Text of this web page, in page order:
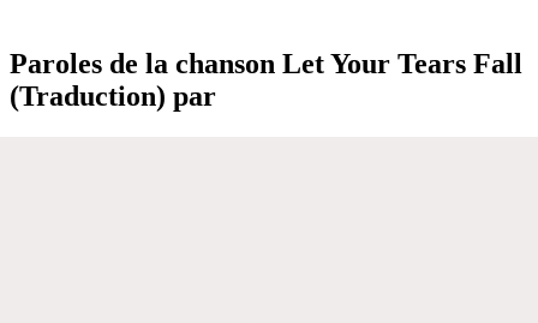
Paroles de la chanson Let Your Tears Fall
(Traduction) par